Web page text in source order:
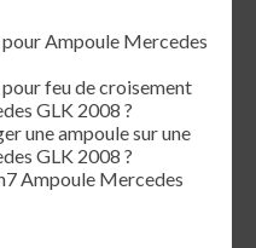
Ampoule Mercedes
feu de croisement
GLK 2008 ?
une ampoule sur une
GLK 2008 ?
Ampoule Mercedes